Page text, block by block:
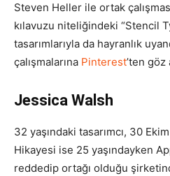
Steven Heller ile ortak
kılavuzu niteliğindeki “Stencil
tasarımlarıyla da hayranlık
çalışmalarına Pinterest’ten
Jessica Walsh
32 yaşındaki tasarımcı, 30
Hikayesi ise 25 yaşındayken
reddedip ortağı olduğu